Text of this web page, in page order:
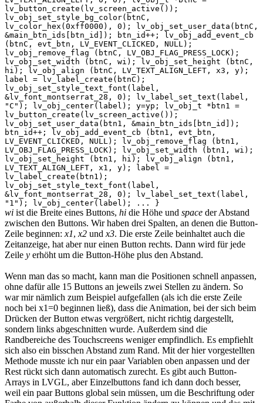
lv_button_create(lv_screen_active());
lv_obj_set_style_bg_color(btnC,
lv_color_hex(0xff0000), 0); lv_obj_set_user_data(btnC,
&main_btn_ids[btn_id]); btn_id++; lv_obj_add_event_cb
(btnC, evt_btn, LV_EVENT_CLICKED, NULL);
lv_obj_remove_flag (btnC, LV_OBJ_FLAG_PRESS_LOCK);
lv_obj_set_width (btnC, wi); lv_obj_set_height (btnC,
hi); lv_obj_align (btnC, LV_TEXT_ALIGN_LEFT, x3, y);
label = lv_label_create(btnC);
lv_obj_set_style_text_font(label,
&lv_font_montserrat_28, 0); lv_label_set_text(label,
"C"); lv_obj_center(label); y=yp; lv_obj_t *btn1 =
lv_button_create(lv_screen_active());
lv_obj_set_user_data(btn1, &main_btn_ids[btn_id]);
btn_id++; lv_obj_add_event_cb (btn1, evt_btn,
LV_EVENT_CLICKED, NULL); lv_obj_remove_flag (btn1,
LV_OBJ_FLAG_PRESS_LOCK); lv_obj_set_width (btn1, wi);
lv_obj_set_height (btn1, hi); lv_obj_align (btn1,
LV_TEXT_ALIGN_LEFT, x1, y); label =
lv_label_create(btn1);
lv_obj_set_style_text_font(label,
&lv_font_montserrat_28, 0); lv_label_set_text(label,
"1"); lv_obj_center(label); ... }
wi ist die Breite eines Buttons, hi die Höhe und space der Abstand
zwischen den Buttons. Wir haben drei Spalten, an denen die Button-
Zeile beginnen: x1, x2 und x3. Die erste Zeile beinhaltet auch die
Zeitanzeige, hat aber nur einen Button rechts. Dann wird für jede
Zeile y erhöht um die Button-Höhe plus den Abstand.
Wenn man das so macht, kann man die Positionen schnell anpassen,
ohne dafür alle 15 Buttons an jeweils zwei Stellen zu ändern. So
war mir nämlich zum Beispiel aufgefallen (als ich die erste Zeile
noch bei x1=0 beginnen ließ), dass die Animation, bei der sich beim
Drücken der Button etwas vergrößert, nicht richtig dargestellt,
sondern links abgeschnitten wurde. Außerdem sind die
Randbereiche des Touchscreens weniger empfindlich. Es empfiehlt
sich also ein bisschen Abstand zum Rand. Mit der hier vorgestellten
Methode musste ich nur ein paar Variablen oben anpassen und der
Rest rückt sich dann automatisch zurecht. Es gibt auch Button-
Arrays in LVGL, aber Einzelbuttons fand ich dann doch besser,
weil ein paar Buttons global sein müssen, um die Beschriftung oder